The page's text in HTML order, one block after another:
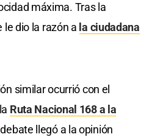
máxima. Tras la
le dio la razón a la ciudadana
similar ocurrió con el
Ruta Nacional 168 a la
debate llegó a la opinión